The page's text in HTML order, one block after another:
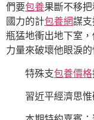
們要包養果斷不移
國力的計包養網謀
瓶猛地衝出地下室
力量來破壞他眼淚
特殊支包養價格
習近平經濟思